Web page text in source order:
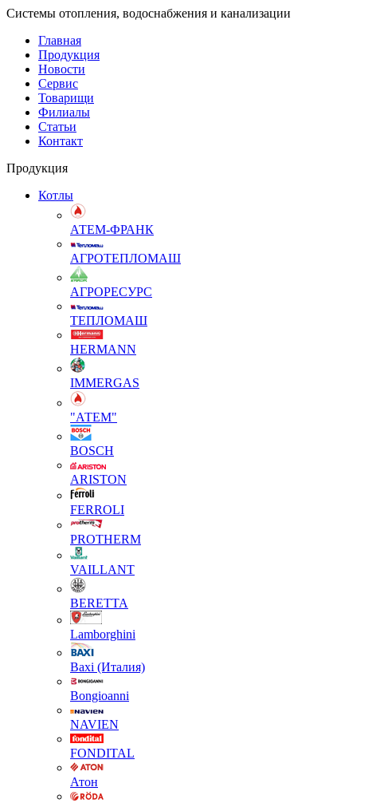
Системы отопления, водоснабжения и канализации
Главная
Продукция
Новости
Сервис
Товарищи
Филиалы
Статьи
Контакт
Продукция
Котлы
АТЕМ-ФРАНК
АГРОТЕПЛОМАШ
АГРОРЕСУРС
ТЕПЛОМАШ
HERMANN
IMMERGAS
"АТЕМ"
BOSCH
ARISTON
FERROLI
PROTHERM
VAILLANT
BERETTA
Lamborghini
Baxi (Италия)
Вongioanni
NAVIEN
FONDITAL
Атон